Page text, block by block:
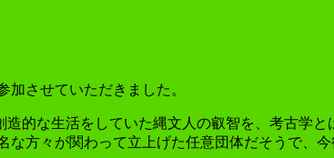
させていただきました。
的な生活をしていた縄文人の叡智を、考古学
方々が関わって立上げた任意団体だそうで、今